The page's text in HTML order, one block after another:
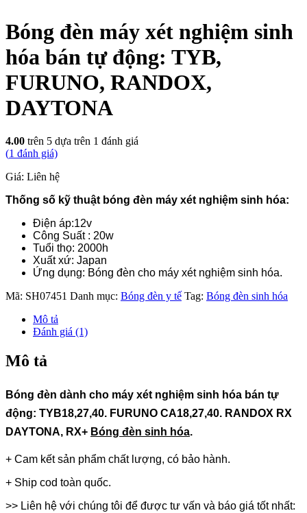
Bóng đèn máy xét nghiệm sinh
hóa bán tự động: TYB,
FURUNO, RANDOX,
DAYTONA
4.00 trên 5 dựa trên 1 đánh giá
(1 đánh giá)
Giá: Liên hệ
Thống số kỹ thuật bóng đèn máy xét nghiệm sinh hóa:
Điện áp:12v
Công Suất : 20w
Tuổi thọ: 2000h
Xuất xứ: Japan
Ứng dụng: Bóng đèn cho máy xét nghiệm sinh hóa.
Mã: SH07451 Danh mục: Bóng đèn y tế Tag: Bóng đèn sinh hóa
Mô tả
Đánh giá (1)
Mô tả
Bóng đèn dành cho máy xét nghiệm sinh hóa bán tự
động: TYB18,27,40. FURUNO CA18,27,40. RANDOX RX
DAYTONA, RX+ Bóng đèn sinh hóa.
+ Cam kết sản phẩm chất lượng, có bảo hành.
+ Ship cod toàn quốc.
>> Liên hệ với chúng tôi để được tư vấn và báo giá tốt nhất: